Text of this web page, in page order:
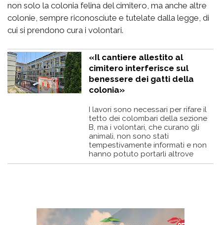
non solo la colonia felina del cimitero, ma anche altre
colonie, sempre riconosciute e tutelate dalla legge, di
cui si prendono cura i volontari.
«Il cantiere allestito al
cimitero interferisce sul
benessere dei gatti della
colonia»
I lavori sono necessari per rifare il
tetto dei colombari della sezione
B, ma i volontari, che curano gli
animali, non sono stati
tempestivamente informati e non
hanno potuto portarli altrove